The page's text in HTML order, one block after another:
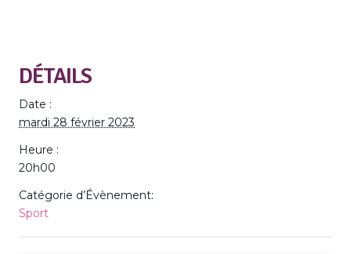
DÉTAILS
Date :
mardi 28 février 2023
Heure :
20h00
Catégorie d’Évènement:
Sport